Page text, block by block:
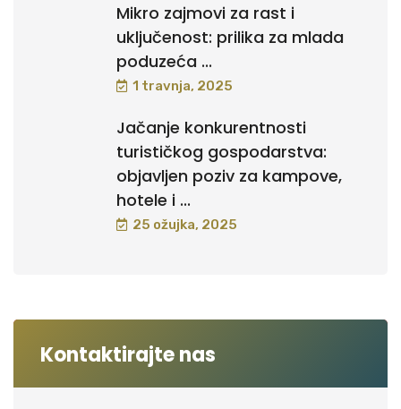
Mikro zajmovi za rast i
uključenost: prilika za mlada
poduzeća ...
1 travnja, 2025
Jačanje konkurentnosti
turističkog gospodarstva:
objavljen poziv za kampove,
hotele i ...
25 ožujka, 2025
Kontaktirajte nas